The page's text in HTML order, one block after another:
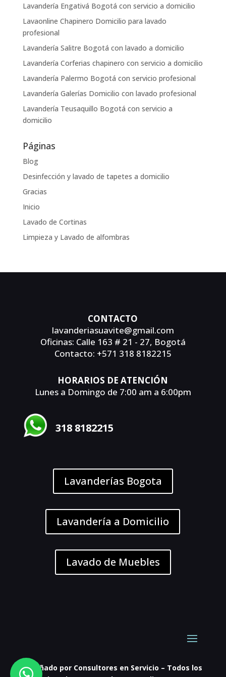
Lavandería Engativá Bogotá con servicio a domicilio
Lavaonline Chapinero Domicilio para lavado
profesional
Lavandería Salitre Bogotá con lavado a domicilio
Lavandería Corferias chapinero con servicio a domicilio
Lavandería Palermo Bogotá con servicio profesional
Lavandería Galerías Domicilio con lavado profesional
Lavandería Teusaquillo Bogotá con servicio a
domicilio
Páginas
Blog
Desinfección y lavado de tapetes a domicilio
Gracias
Inicio
Lavado de Cortinas
Limpieza y Lavado de alfombras
CONTACTO
lavanderiasuavite@gmail.com
Oficinas: Calle 163 # 21 - 27, Bogotá
Contacto: +571 318 8182215
HORARIOS DE ATENCIÓN
Lunes a Domingo de 7:00 am a 6:00pm
318 8182215
Lavanderías Bogota
Lavandería a Domicilio
Lavado de Muebles
Diseñado por Consultores en Servicio – Todos los